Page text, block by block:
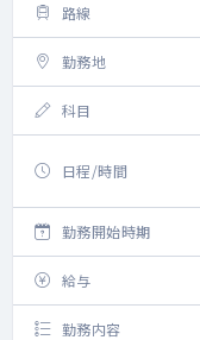
路線
勤務地
科目
日程/時間
勤務開始時期
給与
勤務内容